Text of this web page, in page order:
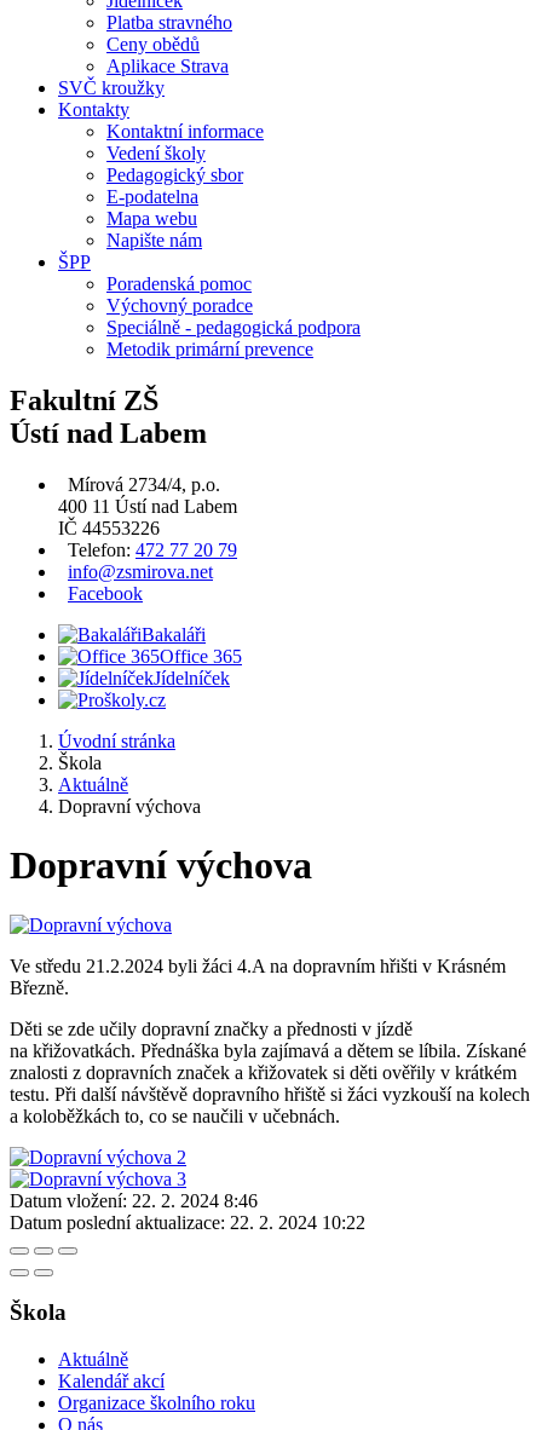
Platba stravného
Ceny obědů
Aplikace Strava
SVČ kroužky
Kontakty
Kontaktní informace
Vedení školy
Pedagogický sbor
E-podatelna
Mapa webu
Napište nám
ŠPP
Poradenská pomoc
Výchovný poradce
Speciálně - pedagogická podpora
Metodik primární prevence
Fakultní ZŠ
Ústí nad Labem
Mírová 2734/4, p.o.
400 11 Ústí nad Labem
IČ 44553226
Telefon: 472 77 20 79
info@zsmirova.net
Facebook
Bakaláři
Office 365
Jídelníček
Úvodní stránka
Škola
Aktuálně
Dopravní výchova
Dopravní výchova
Ve středu 21.2.2024 byli žáci 4.A na dopravním hřišti v Krásném
Březně.
Děti se zde učily dopravní značky a přednosti v jízdě
na křižovatkách. Přednáška byla zajímavá a dětem se líbila. Získané
znalosti z dopravních značek a křižovatek si děti ověřily v krátkém
testu. Při další návštěvě dopravního hřiště si žáci vyzkouší na kolech
a koloběžkách to, co se naučili v učebnách.
Datum vložení: 22. 2. 2024 8:46
Datum poslední aktualizace: 22. 2. 2024 10:22
Škola
Aktuálně
Kalendář akcí
Organizace školního roku
O nás